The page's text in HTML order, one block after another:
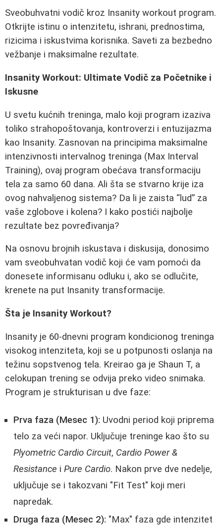
Sveobuhvatni vodič kroz Insanity workout program.
Otkrijte istinu o intenzitetu, ishrani, prednostima,
rizicima i iskustvima korisnika. Saveti za bezbedno
vežbanje i maksimalne rezultate.
Insanity Workout: Ultimate Vodič za Početnike i
Iskusne
U svetu kućnih treninga, malo koji program izaziva
toliko strahopoštovanja, kontroverzi i entuzijazma
kao Insanity. Zasnovan na principima maksimalne
intenzivnosti intervalnog treninga (Max Interval
Training), ovaj program obećava transformaciju
tela za samo 60 dana. Ali šta se stvarno krije iza
ovog nahvaljenog sistema? Da li je zaista “lud” za
vaše zglobove i kolena? I kako postići najbolje
rezultate bez povređivanja?
Na osnovu brojnih iskustava i diskusija, donosimo
vam sveobuhvatan vodič koji će vam pomoći da
donesete informisanu odluku i, ako se odlučite,
krenete na put Insanity transformacije.
Šta je Insanity Workout?
Insanity je 60-dnevni program kondicionog treninga
visokog intenziteta, koji se u potpunosti oslanja na
težinu sopstvenog tela. Kreirao ga je Shaun T, a
celokupan trening se odvija preko video snimaka.
Program je strukturisan u dve faze:
Prva faza (Mesec 1): Uvodni period koji priprema
telo za veći napor. Uključuje treninge kao što su
Plyometric Cardio Circuit, Cardio Power &
Resistance i Pure Cardio. Nakon prve dve nedelje,
uključuje se i takozvani "Fit Test" koji meri
napredak.
Druga faza (Mesec 2): "Max" faza gde intenzitet